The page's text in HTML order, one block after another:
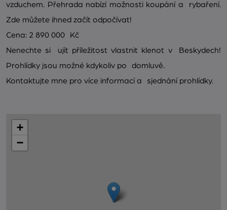
vzduchem. Přehrada nabízí možnosti koupání a rybaření.
Zde můžete ihned začít odpočívat!
Cena: 2 890 000 Kč
Nenechte si ujít příležitost vlastnit klenot v Beskydech!
Prohlídky jsou možné kdykoliv po domluvě.
Kontaktujte mne pro více informací a sjednání prohlídky.
+
−